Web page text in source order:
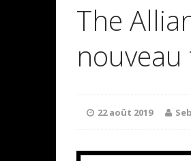
The
22 août 2019 Seb